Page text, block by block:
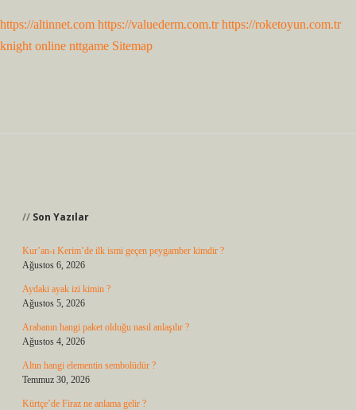
https://altinnet.com https://valuederm.com.tr https://roketoyun.com.tr
knight online nttgame Sitemap
Son Yazılar
Kur’an-ı Kerim’de ilk ismi geçen peygamber kimdir ?
Ağustos 6, 2026
Aydaki ayak izi kimin ?
Ağustos 5, 2026
Arabanın hangi paket olduğu nasıl anlaşılır ?
Ağustos 4, 2026
Altın hangi elementin sembolüdür ?
Temmuz 30, 2026
Kürtçe’de Firaz ne anlama gelir ?